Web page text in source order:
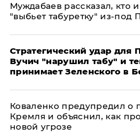
Муждабаев рассказал, кто и
"выбьет табуретку" из-под
Стратегический удар для
Вучич "нарушил табу" и
принимает Зеленского в
Коваленко предупредил о
Кремля и объяснил, как
новой угрозе